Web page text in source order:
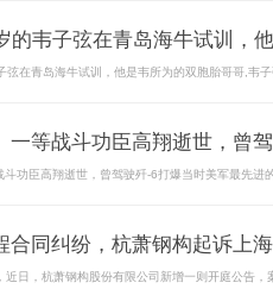
的韦子弦在青岛海牛试训，
弦在青岛海牛试训，他是韦所为的双胞胎哥哥,韦子
一等战斗功臣高翔逝世，曾
斗功臣高翔逝世，曾驾驶歼-6打爆当时美军最先进
合同纠纷，杭萧钢构起诉上
近日，杭萧钢构股份有限公司新增一则开庭公告，